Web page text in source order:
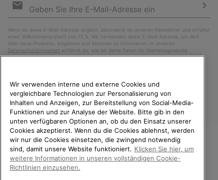
Anmeldung
Wenn du deine E-Mail-Adresse angibst, abonnierst du unseren Newsletter und erhältst
einen Willkommensrabatt von 15 %. Wir verwenden deine E-Mail-Adresse, um dich
über neue Produkte, Angebote und Aktionen zu informieren. In unseren
Datenschutzhinweisen erfährst du, wie wir deine Daten für Marketingzwecke
verarbeiten und wie du deine Zustimmung widerrufen kannst.
Deutschland
©2026SOREL. Alle Rechte vorbehalten.
WILLKOMMEN BEI SOREL.
BITTE WÄHLEN SIE IHR
LIEFERLAND.
Wir verwenden interne und externe Cookies und
vergleichbare Technologien zur Personalisierung von
Inhalten und Anzeigen, zur Bereitstellung von Social-Media-
Funktionen und zur Analyse der Website. Bitte gib in den
unten verfügbaren Optionen an, ob du den Einsatz unserer
Cookies akzeptierst. Wenn du die Cookies ablehnst, werden
wir nur die Cookies einsetzen, die zwingend notwendig
sind, damit unsere Website funktioniert. Klicken Sie hier, um
weitere Informationen in unseren vollständigen Cookie-
Richtlinien einzusehen.